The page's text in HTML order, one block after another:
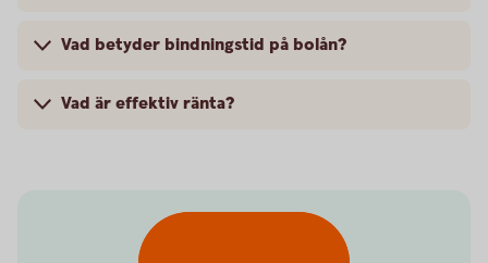
Vad betyder bindningstid på bolån?
Vad är effektiv ränta?